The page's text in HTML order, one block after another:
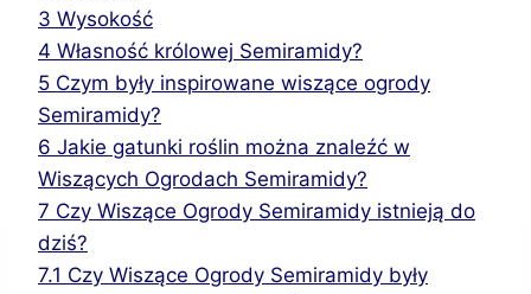
3 Wysokość
4 Własność królowej Semiramidy?
5 Czym były inspirowane wiszące ogrody
Semiramidy?
6 Jakie gatunki roślin można znaleźć w
Wiszących Ogrodach Semiramidy?
7 Czy Wiszące Ogrody Semiramidy istnieją do
dziś?
7.1 Czy Wiszące Ogrody Semiramidy były